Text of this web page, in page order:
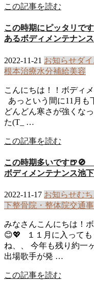
この記事を読む
この時期にピッタリで
あるボディメンテナン
2022-11-21 お知らせダ
根本治療水分補給美容
こんにちは！！ボディ
あっという間に11月も
どんどん寒さが強くな
た(T_ …
この記事を読む
この時期多いです
ボディメンテナンス池
2022-11-17 お知らせむ
下整骨院・整体院交通
みなさんこんにちは！
😊💖 １１月に入っても
ね、、 今年も残り約一
出場歌手が発 …
この記事を読む